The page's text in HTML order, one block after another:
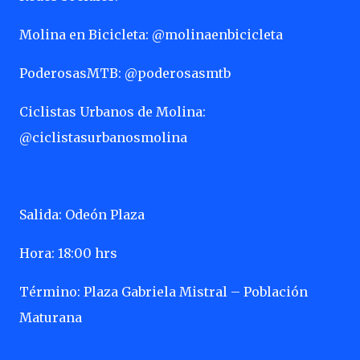
Molina en Bicicleta: @molinaenbicicleta
PoderosasMTB: @poderosasmtb
Ciclistas Urbanos de Molina:
@ciclistasurbanosmolina
Salida: Odeón Plaza
Hora: 18:00 hrs
Término: Plaza Gabriela Mistral – Población
Maturana